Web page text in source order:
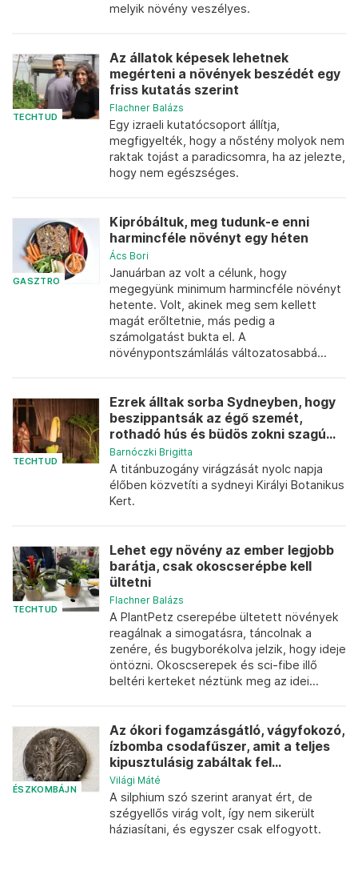
melyik növény veszélyes.
TECHTUD
Az állatok képesek lehetnek
megérteni a növények beszédét egy
friss kutatás szerint
Flachner Balázs
Egy izraeli kutatócsoport állítja,
megfigyelték, hogy a nőstény molyok nem
raktak tojást a paradicsomra, ha az jelezte,
hogy nem egészséges.
GASZTRO
Kipróbáltuk, meg tudunk-e enni
harmincféle növényt egy héten
Ács Bori
Januárban az volt a célunk, hogy
megegyünk minimum harmincféle növényt
hetente. Volt, akinek meg sem kellett
magát erőltetnie, más pedig a
számolgatást bukta el. A
növénypontszámlálás változatosabbá...
TECHTUD
Ezrek álltak sorba Sydneyben, hogy
beszippantsák az égő szemét,
rothadó hús és büdös zokni szagú...
Barnóczki Brigitta
A titánbuzogány virágzását nyolc napja
élőben közvetíti a sydneyi Királyi Botanikus
Kert.
TECHTUD
Lehet egy növény az ember legjobb
barátja, csak okoscserépbe kell
ültetni
Flachner Balázs
A PlantPetz cserepébe ültetett növények
reagálnak a simogatásra, táncolnak a
zenére, és bugyborékolva jelzik, hogy ideje
öntözni. Okoscserepek és sci-fibe illő
beltéri kerteket néztünk meg az idei...
ÉSZKOMBÁJN
Az ókori fogamzásgátló, vágyfokozó,
ízbomba csodafűszer, amit a teljes
kipusztulásig zabáltak fel...
Világi Máté
A silphium szó szerint aranyat ért, de
szégyellős virág volt, így nem sikerült
háziasítani, és egyszer csak elfogyott.